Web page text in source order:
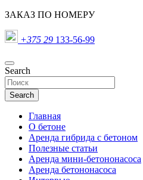
ЗАКАЗ ПО НОМЕРУ
+375 29 133-56-99
Search
Search
Главная
О бетоне
Аренда гибрида с бетоном
Полезные статьи
Аренда мини-бетононасоса
Аренда бетононасоса